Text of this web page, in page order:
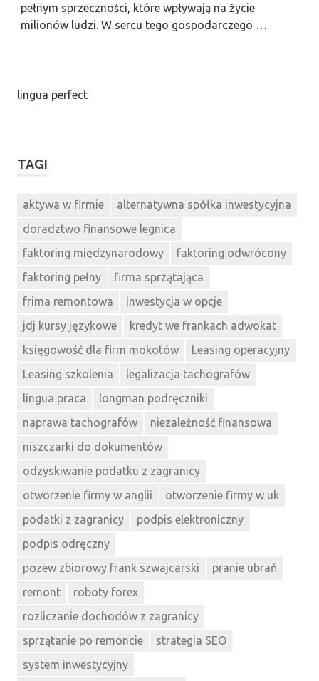
pełnym sprzeczności, które wpływają na życie
milionów ludzi. W sercu tego gospodarczego …
lingua perfect
TAGI
aktywa w firmie
alternatywna spółka inwestycyjna
doradztwo finansowe legnica
faktoring międzynarodowy
faktoring odwrócony
faktoring pełny
firma sprzątająca
frima remontowa
inwestycja w opcje
jdj kursy językowe
kredyt we frankach adwokat
księgowość dla firm mokotów
Leasing operacyjny
Leasing szkolenia
legalizacja tachografów
lingua praca
longman podręczniki
naprawa tachografów
niezależność finansowa
niszczarki do dokumentów
odzyskiwanie podatku z zagranicy
otworzenie firmy w anglii
otworzenie firmy w uk
podatki z zagranicy
podpis elektroniczny
podpis odręczny
pozew zbiorowy frank szwajcarski
pranie ubrań
remont
roboty forex
rozliczanie dochodów z zagranicy
sprzątanie po remoncie
strategia SEO
system inwestycyjny